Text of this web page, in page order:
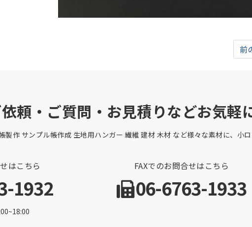
前
頼・ご質問・お見積りなどお気軽
製作 サンプル帳作成 生地用ハンガー 繊維 建材 木材 など様々な素材に、小
はこちら
1932
FAXでのお問合せはこちら
06-6763-1933